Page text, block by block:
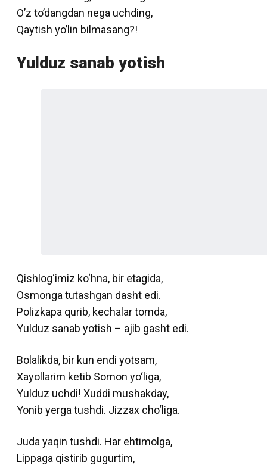
O’z to’dangdan nega uchding,
Qaytish yo’lin bilmasang?!
Yulduz sanab yotish
Qishlog‘imiz ko‘hna, bir etagida,
Osmonga tutashgan dasht edi.
Polizkapa qurib, kechalar tomda,
Yulduz sanab yotish – ajib gasht edi.
Bolalikda, bir kun endi yotsam,
Xayollarim ketib Somon yo‘liga,
Yulduz uchdi! Xuddi mushakday,
Yonib yerga tushdi. Jizzax cho‘liga.
Juda yaqin tushdi. Har ehtimolga,
Lippaga qistirib gugurtim,